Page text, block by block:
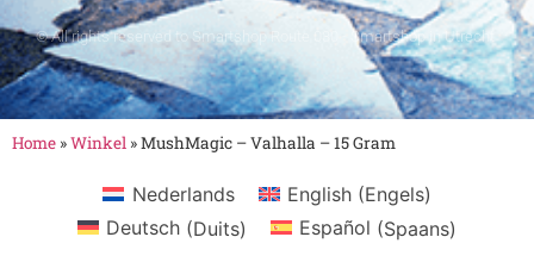
© All rights reserved to Smartshop Route 030 - Smartshop in Utrecht
Home »Winkel »MushMagic – Valhalla – 15 Gram
Nederlands English(Engels)
Deutsch (Duits) Español (Spaans)